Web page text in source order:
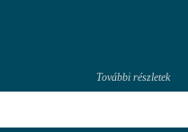
További részletek